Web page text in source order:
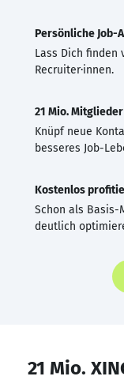
Persönliche Job-
Lass Dich finden
Recruiter·innen.
21 Mio. Mitglieder
Knüpf neue
besseres Job-
Kostenlos
Schon als Basis-
deutlich
21 Mio.